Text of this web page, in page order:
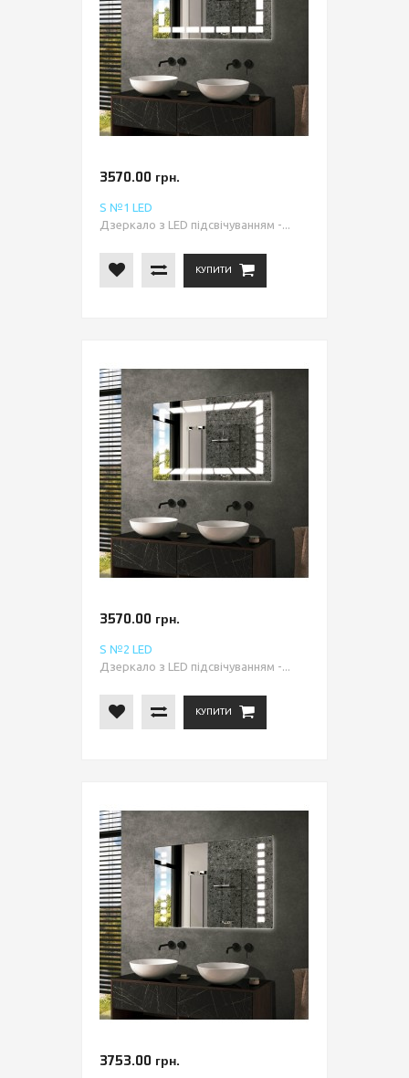
3570.00 грн.
S №1 LED
Дзеркало з LED підсвічуванням -...
КУПИТИ
3570.00 грн.
S №2 LED
Дзеркало з LED підсвічуванням -...
КУПИТИ
3753.00 грн.